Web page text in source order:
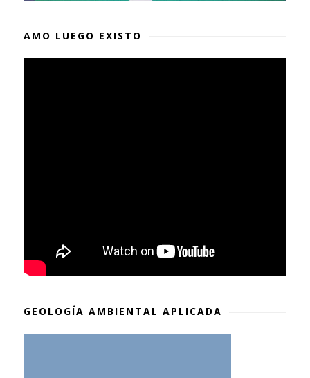
AMO LUEGO EXISTO
GEOLOGÍA AMBIENTAL APLICADA